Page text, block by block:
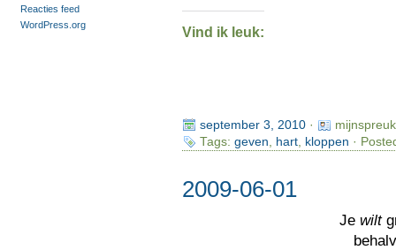
Vind ik leuk:
september 3, 2010·
Tags: geven hart, kloppen ·
2009-06-01
Je wilt
Reacties feed
WordPress.org